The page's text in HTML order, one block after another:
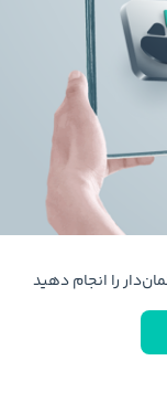
را انجام دهید